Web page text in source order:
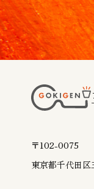
〒102-0075
東京都千代田区